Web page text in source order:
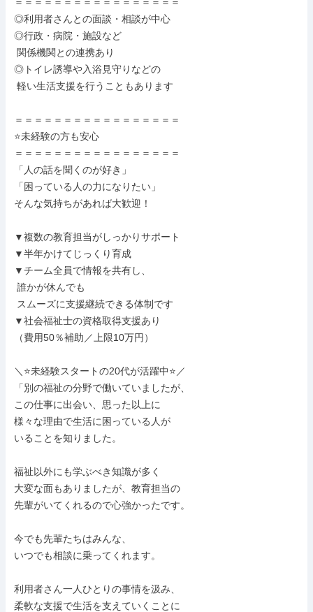
◎利用者さんとの面談・相談が中心
◎行政・病院・施設など
◎トイレ誘導や入浴見守りなどの
＝＝＝＝＝＝＝＝＝＝＝＝＝＝＝＝＝
⭐未経験の方も安心
＝＝＝＝＝＝＝＝＝＝＝＝＝＝＝＝＝
「人の話を聞くのが好き」
「困っている人の力になりたい」
そんな気持ちがあれば大歓迎！
▼複数の教育担当がしっかりサポート
▼半年かけてじっくり育成
▼チーム全員で情報を共有し、
▼社会福祉士の資格取得支援あり
（費用50％補助／上限10万円）
＼⭐未経験スタートの20代が活躍中⭐／
「別の福祉の分野で働いていましたが、
この仕事に出会い、思った以上に
様々な理由で生活に困っている人が
いることを知りました。
福祉以外にも学ぶべき知識が多く
大変な面もありましたが、教育担当の
先輩がいてくれるので心強かったです。
今でも先輩たちはみんな、
いつでも相談に乗ってくれます。
利用者さん一人ひとりの事情を汲み、
柔軟な支援で生活を支えていくことに